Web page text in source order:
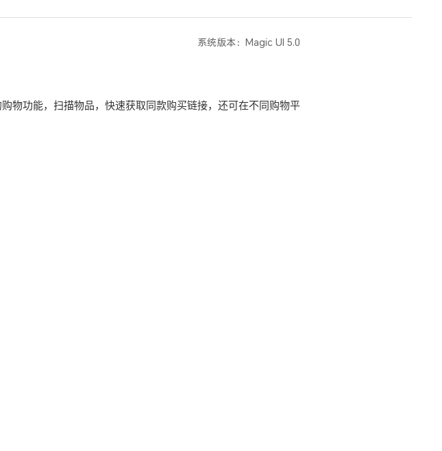
系统版本：Magic UI 5.0
购物功能，扫描物品，快速获取同款购买链接，还可在不同购物平